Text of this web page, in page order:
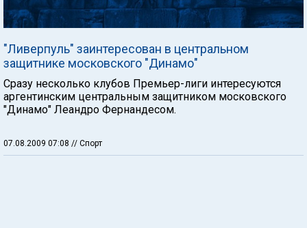
"Ливерпуль" заинтересован в центральном
защитнике московского "Динамо"
Сразу несколько клубов Премьер-лиги интересуются
аргентинским центральным защитником московского
"Динамо" Леандро Фернандесом.
07.08.2009 07:08 // Спорт